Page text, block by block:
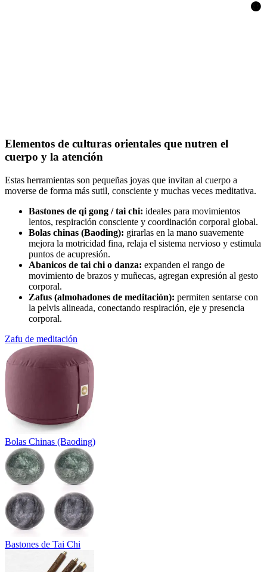
🟤
Elementos de culturas orientales que nutren el
cuerpo y la atención
Estas herramientas son pequeñas joyas que invitan al cuerpo a
moverse de forma más sutil, consciente y muchas veces meditativa.
Bastones de qi gong / tai chi: ideales para movimientos
lentos, respiración consciente y coordinación corporal global.
Bolas chinas (Baoding): girarlas en la mano suavemente
mejora la motricidad fina, relaja el sistema nervioso y estimula
puntos de acupresión.
Abanicos de tai chi o danza: expanden el rango de
movimiento de brazos y muñecas, agregan expresión al gesto
corporal.
Zafus (almohadones de meditación): permiten sentarse con
la pelvis alineada, conectando respiración, eje y presencia
corporal.
Zafu de meditación
Bolas Chinas (Baoding)
Bastones de Tai Chi